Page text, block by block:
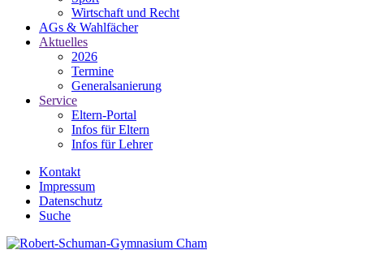
Wirtschaft und Recht
AGs & Wahlfächer
Aktuelles
2026
Termine
Generalsanierung
Service
Eltern-Portal
Infos für Eltern
Infos für Lehrer
Kontakt
Impressum
Datenschutz
Suche